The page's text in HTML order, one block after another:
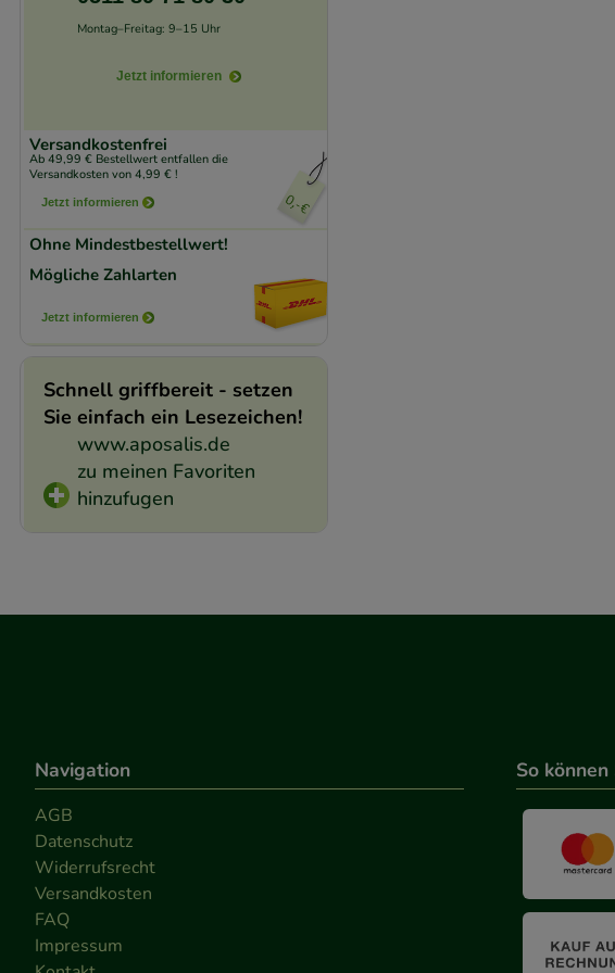
Montag–Freitag: 9–15 Uhr
Jetzt informieren
Versandkostenfrei
Ab 49,99 € Bestellwert entfallen die
Versandkosten von 4,99 € !
Jetzt informieren
Ohne Mindestbestellwert!
Mögliche Zahlarten
Jetzt informieren
Schnell griffbereit - setzen
Sie einfach ein Lesezeichen!
www.aposalis.de
zu meinen Favoriten
hinzufugen
Navigation
AGB
Datenschutz
Widerrufsrecht
Versandkosten
FAQ
Impressum
So